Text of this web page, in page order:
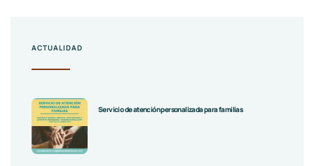
ACTUALIDAD
Servicio de atención personalizada para familias